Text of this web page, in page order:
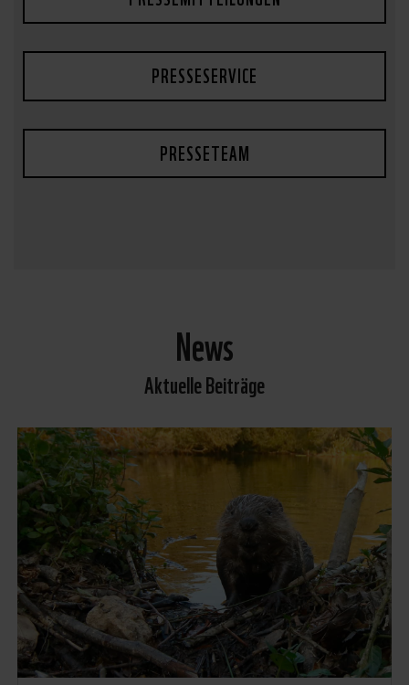
PRESSESERVICE
PRESSETEAM
News
Aktuelle Beiträge